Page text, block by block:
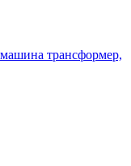
трансформер,